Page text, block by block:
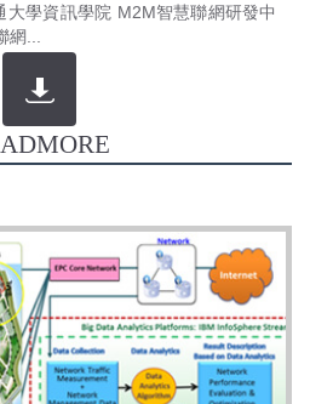
學資訊學院 M2M智慧聯網研發中
...